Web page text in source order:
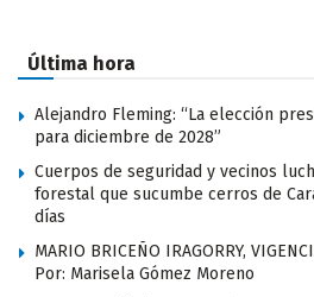
Última hora
Alejandro Fleming: “La elección
para diciembre de 2028”
Cuerpos de seguridad y vecinos
forestal que sucumbe cerros de
días
MARIO BRICEÑO IRAGORRY,
Por: Marisela Gómez Moreno